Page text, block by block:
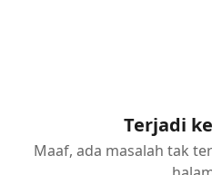
Terjadi
Maaf, ada masalah tak